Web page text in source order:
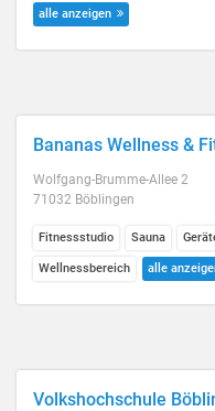
alle anzeigen
Bananas Wellness &
Wolfgang-Brumme-Allee 2
71032 Böblingen
Fitnessstudio Sauna
Wellnessbereich alle
Volkshochschule